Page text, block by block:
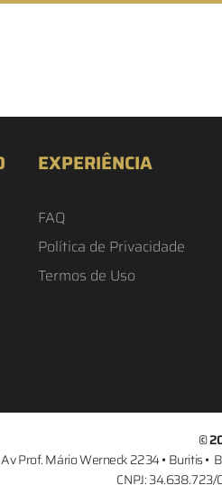
EXPERIÊNCIA
FAQ
Política de Privacidade
Termos de Uso
©️
Av Prof. Mário Werneck 2234 • Buritis •
CNPJ: